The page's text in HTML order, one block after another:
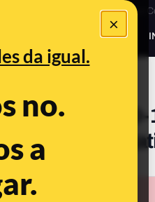
×
da igual.
no.
a
Especial Ceuta•Bulos
PREBUNKING
de
positivo o